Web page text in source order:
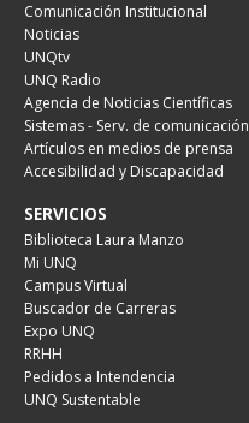
Comunicación Institucional
Noticias
UNQtv
UNQ Radio
Agencia de Noticias Científicas
Sistemas - Serv. de comunicación
Artículos en medios de prensa
Accesibilidad y Discapacidad
SERVICIOS
Biblioteca Laura Manzo
Mi UNQ
Campus Virtual
Buscador de Carreras
Expo UNQ
RRHH
Pedidos a Intendencia
UNQ Sustentable